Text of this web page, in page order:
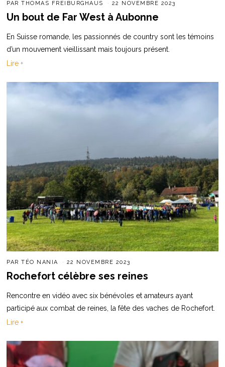
PARTHOMAS FREIBURGHAUS 22 NOVEMBRE 2023
Un bout de Far West à Aubonne
En Suisse romande, les passionnés de country sont les témoins
d’un mouvement vieillissant mais toujours présent.
Lire +
PARTÉO NANIA 22 NOVEMBRE 2023
Rochefort célèbre ses reines
Rencontre en vidéo avec six bénévoles et amateurs ayant
participé aux combat de reines, la fête des vaches de Rochefort.
Lire +